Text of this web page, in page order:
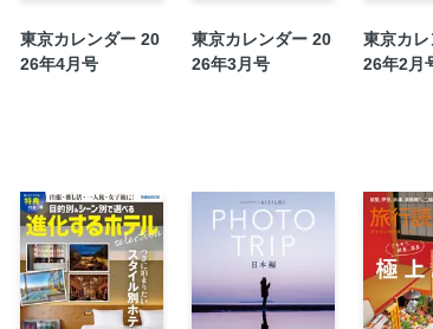
東京カレンダー 20
26年4月号
東京カレンダー 20
26年3月号
東京カ
26年2月